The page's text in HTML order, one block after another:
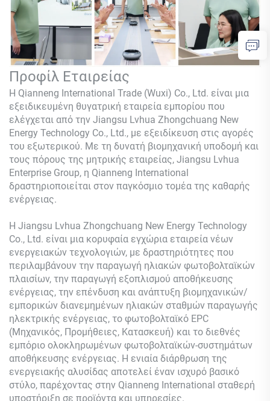
Προφίλ Εταιρείας
Η Qianneng International Trade (Wuxi) Co., Ltd. είναι μια
εξειδικευμένη θυγατρική εταιρεία εμπορίου που
ελέγχεται από την Jiangsu Lvhua Zhongchuang New
Energy Technology Co., Ltd., με εξειδίκευση στις αγορές
του εξωτερικού. Με τη δυνατή βιομηχανική υποδομή και
τους πόρους της μητρικής εταιρείας, Jiangsu Lvhua
Enterprise Group, η Qianneng International
δραστηριοποιείται στον παγκόσμιο τομέα της καθαρής
ενέργειας.
Η Jiangsu Lvhua Zhongchuang New Energy Technology
Co., Ltd. είναι μια κορυφαία εγχώρια εταιρεία νέων
ενεργειακών τεχνολογιών, με δραστηριότητες που
περιλαμβάνουν την παραγωγή ηλιακών φωτοβολταϊκών
πλαισίων, την παραγωγή εξοπλισμού αποθήκευσης
ενέργειας, την επένδυση και ανάπτυξη βιομηχανικών/
εμπορικών διανεμημένων ηλιακών σταθμών παραγωγής
ηλεκτρικής ενέργειας, το φωτοβολταϊκό EPC
(Μηχανικός, Προμήθειες, Κατασκευή) και το διεθνές
εμπόριο ολοκληρωμένων φωτοβολταϊκών-συστημάτων
αποθήκευσης ενέργειας. Η ενιαία διάρθρωση της
ενεργειακής αλυσίδας αποτελεί έναν ισχυρό βασικό
στύλο, παρέχοντας στην Qianneng International σταθερή
υποστήριξη σε προϊόντα και υπηρεσίες.